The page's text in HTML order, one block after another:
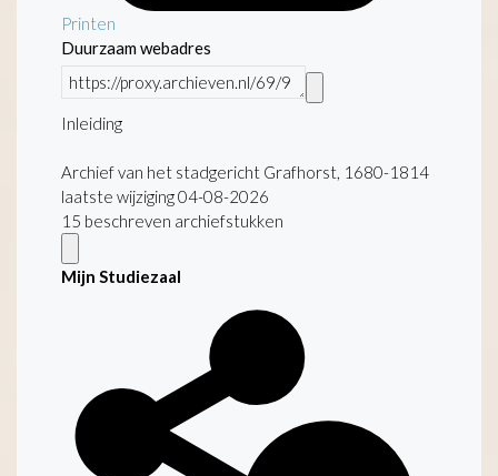
Printen
Duurzaam webadres
Inleiding
Archief van het stadgericht Grafhorst, 1680-1814
laatste wijziging 04-08-2026
15 beschreven archiefstukken
Mijn Studiezaal